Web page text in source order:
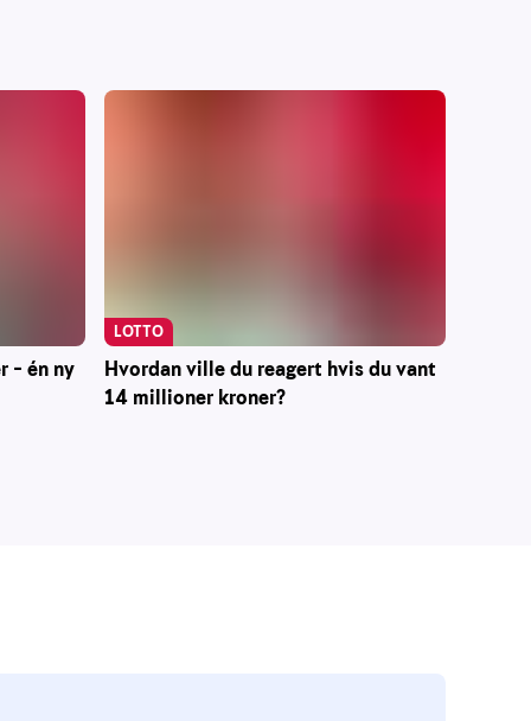
én ny
Hvordan ville du reagert hvis du vant
14 millioner kroner?
LOTTO